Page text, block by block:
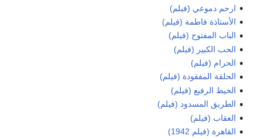
ارحم دموعي (فيلم)
الأستاذة فاطمة (فيلم)
الباب المفتوح (فيلم)
الحب الكبير (فيلم)
الحرام (فيلم)
الحلقة المفقودة (فيلم)
الخيط الرفيع (فيلم)
الطريق المسدود (فيلم)
العقاب (فيلم)
القاهرة (فيلم 1942)